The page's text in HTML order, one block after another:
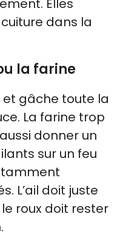
dans la
la farine
et gâche toute la
La farine trop
donner un
sur un feu
L’ail doit juste
roux doit rester